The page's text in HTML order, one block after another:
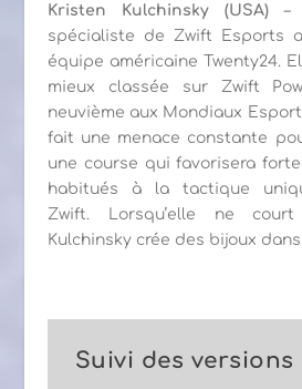
Kristen Kulchinsky(USA)–
spécialiste de Zwift Esports
équipe américaine Twenty24.
mieux classée sur Zwift
neuvième aux Mondiaux
fait une menace constante
une course qui favorisera
habitués à la tactique
Zwift. Lorsqu’elle ne
Kulchinsky crée des bijoux
Suivi des versions